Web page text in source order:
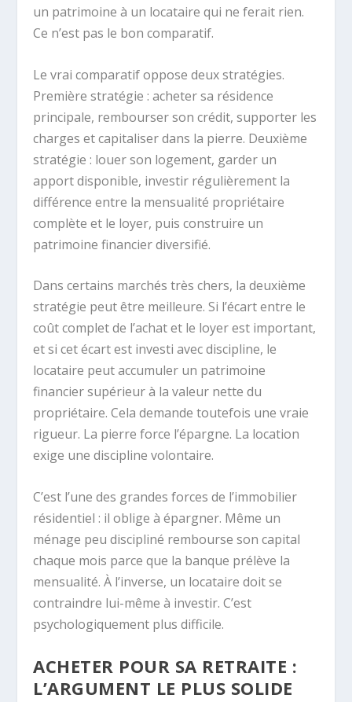
un patrimoine à un locataire qui ne ferait rien.
Ce n’est pas le bon comparatif.
Le vrai comparatif oppose deux stratégies.
Première stratégie : acheter sa résidence
principale, rembourser son crédit, supporter les
charges et capitaliser dans la pierre. Deuxième
stratégie : louer son logement, garder un
apport disponible, investir régulièrement la
différence entre la mensualité propriétaire
complète et le loyer, puis construire un
patrimoine financier diversifié.
Dans certains marchés très chers, la deuxième
stratégie peut être meilleure. Si l’écart entre le
coût complet de l’achat et le loyer est important,
et si cet écart est investi avec discipline, le
locataire peut accumuler un patrimoine
financier supérieur à la valeur nette du
propriétaire. Cela demande toutefois une vraie
rigueur. La pierre force l’épargne. La location
exige une discipline volontaire.
C’est l’une des grandes forces de l’immobilier
résidentiel : il oblige à épargner. Même un
ménage peu discipliné rembourse son capital
chaque mois parce que la banque prélève la
mensualité. À l’inverse, un locataire doit se
contraindre lui-même à investir. C’est
psychologiquement plus difficile.
ACHETER POUR SA RETRAITE :
L’ARGUMENT LE PLUS SOLIDE